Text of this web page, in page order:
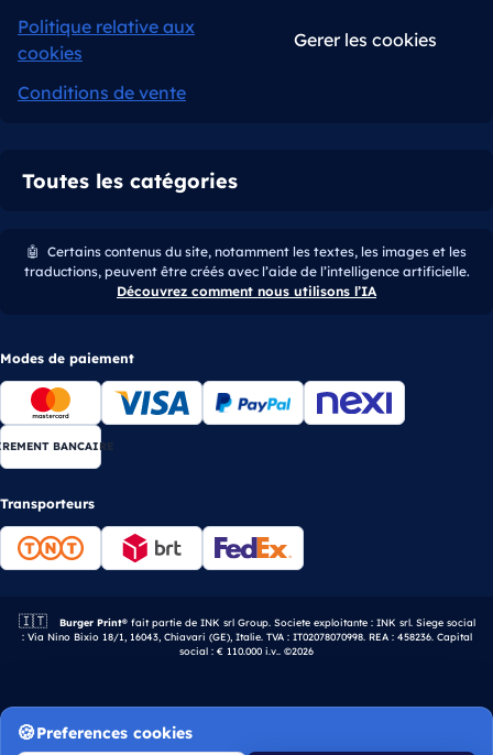
Politique relative aux
cookies
Gerer les cookies
Conditions de vente
Toutes les catégories
🤖 Certains contenus du site, notamment les textes, les images et les
traductions, peuvent être créés avec l’aide de l’intelligence artificielle.
Découvrez comment nous utilisons l’IA
Modes de paiement
BANCAIRE
Transporteurs
🇮🇹 Entreprise italienne.
Burger Print®fait partie de INK srl Group. Societe exploitante : INK srl. Siege social
: Via Nino Bixio 18/1, 16043, Chiavari (GE), Italie. TVA : IT02078070998. REA : 458236. Capital
social : € 110.000 i.v.. ©2026
Preferences cookies